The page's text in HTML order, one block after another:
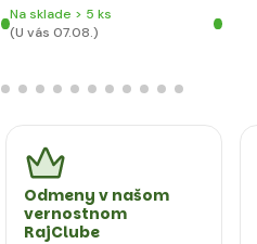
Na sklade > 5 ks
(U vás 07.08.)
(U
Odmeny v našom
vernostnom
RajClube